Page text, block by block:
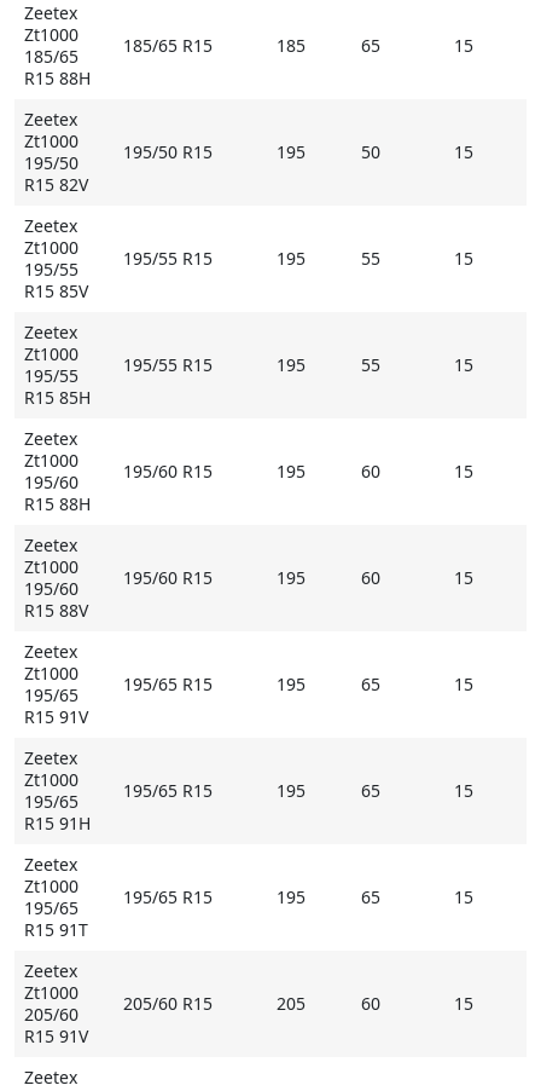
Zeetex
Zt1000
185/65
R15 88H
185/65 R15 185 65 15
Zeetex
Zt1000
195/50
R15 82V
195/50 R15 195 50 15
Zeetex
Zt1000
195/55
R15 85V
195/55 R15 195 55 15
Zeetex
Zt1000
195/55
R15 85H
195/55 R15 195 55 15
Zeetex
Zt1000
195/60
R15 88H
195/60 R15 195 60 15
Zeetex
Zt1000
195/60
R15 88V
195/60 R15 195 60 15
Zeetex
Zt1000
195/65
R15 91V
195/65 R15 195 65 15
Zeetex
Zt1000
195/65
R15 91H
195/65 R15 195 65 15
Zeetex
Zt1000
195/65
R15 91T
195/65 R15 195 65 15
Zeetex
Zt1000
205/60
R15 91V
205/60 R15 205 60 15
Zeetex